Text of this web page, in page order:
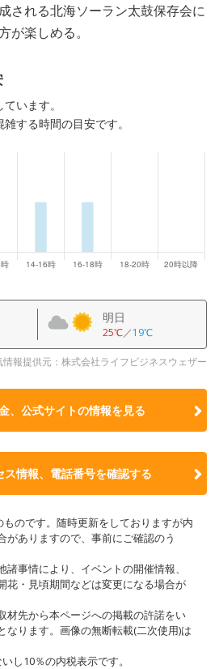
される北海ソーラン太鼓保存会に
が楽しめる。
います。
する時間の目安です。
明日
25℃／19℃
情報提供元：株式会社ライフビジネスウェザー
、公式サイトの情報を見る
ス情報、電話番号を確認する
のです。随時更新をしておりますが内
がありますので、事前にご確認のう
事情により、イベントの開催情報、
花・見頃期間などは変更になる場合が
材先から本ページへの掲載の許諾をい
なります。画像の無断転載(二次使用)は
し10％の内税表示です。